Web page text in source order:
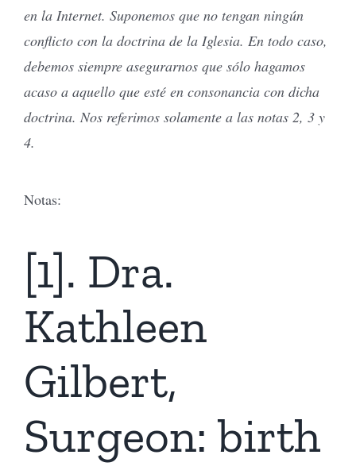
en la Internet. Suponemos que no tengan ningún
conflicto con la doctrina de la Iglesia. En todo caso,
debemos siempre asegurarnos que sólo hagamos
acaso a aquello que esté en consonancia con dicha
doctrina. Nos referimos solamente a las notas 2, 3 y
4.
Notas:
[1]. Dra.
Kathleen
Gilbert,
Surgeon: birth